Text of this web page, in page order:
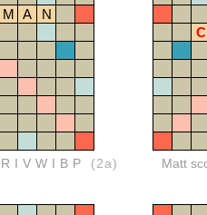
M A
N
RIVWIBP (2a)
C
Matt